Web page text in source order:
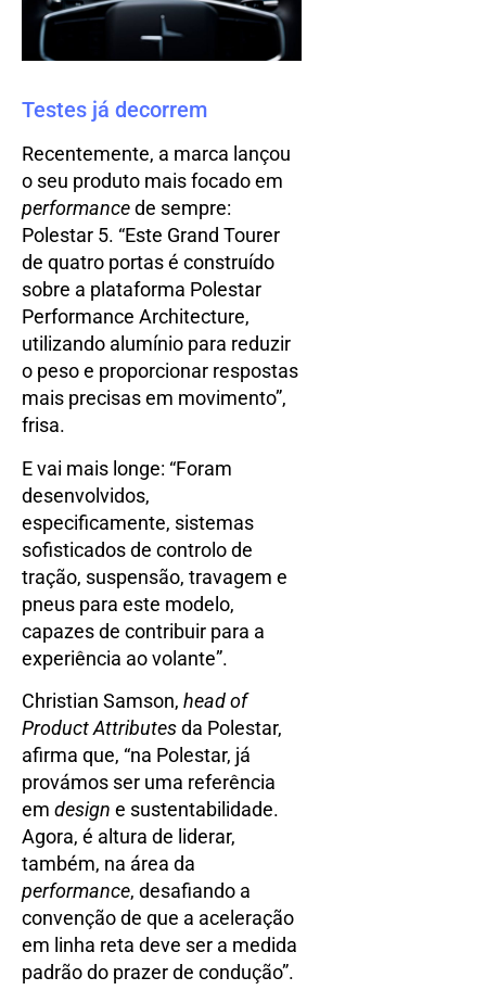
Testes já decorrem
Recentemente, a marca lançou
o seu produto mais focado em
performancede sempre:
Polestar 5. “Este Grand Tourer
de quatro portas é construído
sobre a plataforma Polestar
Performance Architecture,
utilizando alumínio para reduzir
o peso e proporcionar respostas
mais precisas em movimento”,
frisa.
E vai mais longe: “Foram
desenvolvidos,
especificamente, sistemas
sofisticados de controlo de
tração, suspensão, travagem e
pneus para este modelo,
capazes de contribuir para a
experiência ao volante”.
Christian Samson, head of
Product Attributesda Polestar,
afirma que, “na Polestar, já
provámos ser uma referência
em design e sustentabilidade.
Agora, é altura de liderar,
também, na área da
performance, desafiando a
convenção de que a aceleração
em linha reta deve ser a medida
padrão do prazer de condução”.